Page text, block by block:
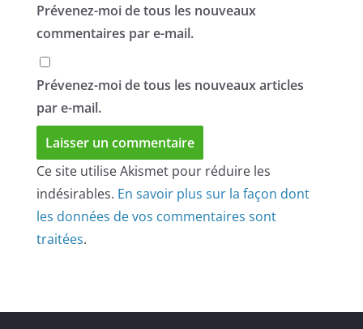
Prévenez-moi de tous les nouveaux
commentaires par e-mail.
Prévenez-moi de tous les nouveaux articles
par e-mail.
Ce site utilise Akismet pour réduire les
indésirables. En savoir plus sur la façon dont
les données de vos commentaires sont
traitées.